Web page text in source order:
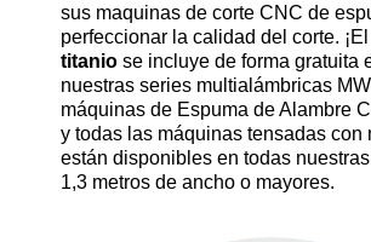
sus maquinas de corte CNC de
perfeccionar la calidad del corte. ¡El
titanio se incluye de forma gratuita
nuestras series multialámbricas
máquinas de Espuma de Alambre
y todas las máquinas tensadas con
están disponibles en todas
1,3 metros de ancho o mayores.